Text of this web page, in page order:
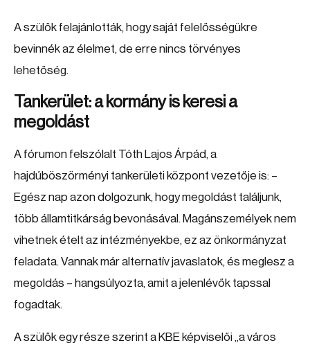
A szülők felajánlották, hogy saját felelősségükre
bevinnék az élelmet, de erre nincs törvényes
lehetőség.
Tankerület: a kormány is keresi a
megoldást
A fórumon felszólalt Tóth Lajos Árpád, a
hajdúböszörményi tankerületi központ vezetője is: –
Egész nap azon dolgozunk, hogy megoldást találjunk,
több államtitkárság bevonásával. Magánszemélyek nem
vihetnek ételt az intézményekbe, ez az önkormányzat
feladata. Vannak már alternatív javaslatok, és meglesz a
megoldás – hangsúlyozta, amit a jelenlévők tapssal
fogadtak.
A szülők egy része szerint a KBE képviselői „a város